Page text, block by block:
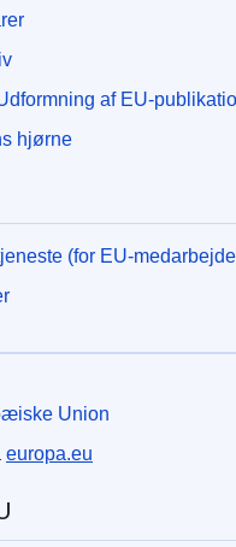
af EU-
hjørne
(for EU-
europa.eu